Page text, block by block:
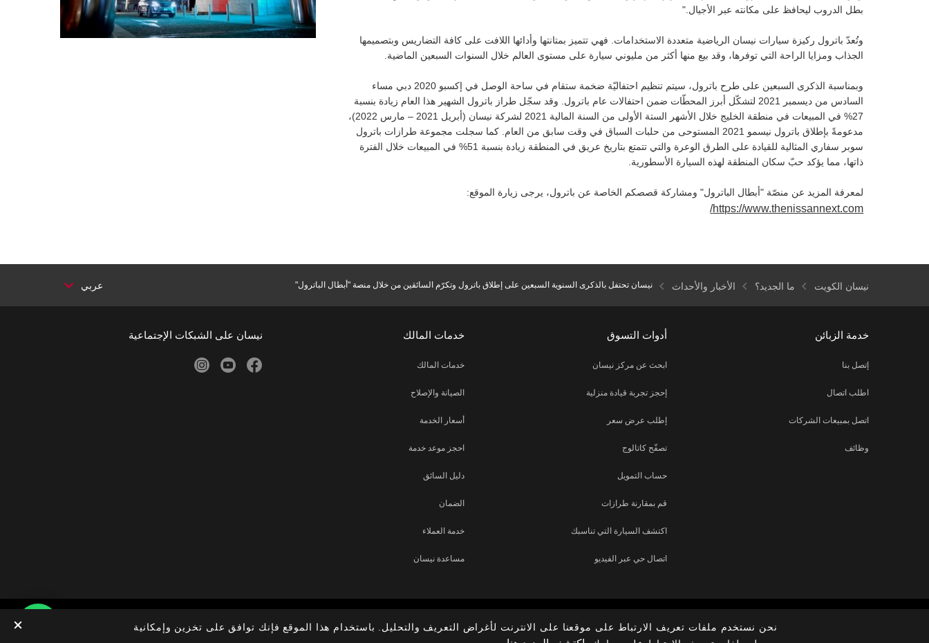
نحن نستخدم ملفات تعريف الارتباط على موقعنا على الانترنت لأغراض التعريف والتحليل. باستخدام هذا الموقع فإنك توافق على تخزين وإمكانية
بطل الدروب ليحافظ على مكانته عبر الأجيال."
وتُعدّ باترول ركيزة سيارات نيسان الرياضية متعددة الاستخدامات. فهي تتميز بمتانتها وأدائها اللافت على كافة التضاريس وبتصميمها
الجذاب ومزايا الراحة التي توفرها، وقد بيع منها أكثر من مليوني سيارة على مستوى العالم خلال السنوات السبعين الماضية.
وبمناسبة الذكرى السبعين على طرح باترول، سيتم تنظيم احتفاليّة ضخمة ستقام في ساحة الوصل في إكسبو 2020 دبي مساء
السادس من ديسمبر 2021 لتشكّل أبرز المحطّات ضمن احتفالات عام باترول. وقد سجّل طراز باترول الشهير هذا العام زيادة بنسبة
27% في المبيعات في منطقة الخليج خلال الأشهر الستة الأولى من السنة المالية 2021 لشركة نيسان (أبريل 2021 – مارس 2022)،
مدعومةً بإطلاق باترول نيسمو 2021 المستوحى من حلبات السباق في وقت سابق من العام. كما سجلت مجموعة طرازات باترول
سوبر سفاري المثالية للقيادة على الطرق الوعرة والتي تتمتع بتاريخ عريق في المنطقة زيادة بنسبة 51% في المبيعات خلال الفترة
ذاتها، مما يؤكد حبّ سكان المنطقة لهذه السيارة الأسطورية.
لمعرفة المزيد عن منصّة "أبطال الباترول" ومشاركة قصصكم الخاصة عن باترول، يرجى زيارة الموقع:
https://www.thenissannext.com/
نيسان الكويت ما الجديد؟ الأخبار والأحداث نيسان تحتفل بالذكرى السنوية السبعين على إطلاق باترول وتكرّم السائقين من خلال منصة "أبطال الباترول" عربي
خدمة الزبائن
إتصل بنا
اطلب اتصال
اتصل بمبيعات الشركات
وظائف
أدوات التسوق
ابحث عن مركز نيسان
إحجز تجربة قيادة منزلية
إطلب عرض سعر
تصفّح كاتالوج
حساب التمويل
قم بمقارنة طرازات
اكتشف السيارة التي تناسبك
اتصال حي عبر الفيديو
خدمات المالك
خدمات المالك
الصيانة والإصلاح
أسعار الخدمة
احجز موعد خدمة
دليل السائق
الضمان
خدمة العملاء
مساعدة نيسان
نيسان على الشبكات الإجتماعية
facebook
youtube
نيسان العالمية غرفة الصحافة الخصوصية